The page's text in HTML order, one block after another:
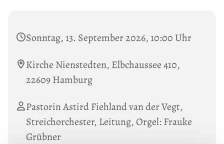
Sonntag, 13. September 2026, 10:00 Uhr
Kirche Nienstedten, Elbchaussee 410,
22609 Hamburg
Pastorin Astird Fiehland van der Vegt,
Streichorchester, Leitung, Orgel: Frauke
Grübner